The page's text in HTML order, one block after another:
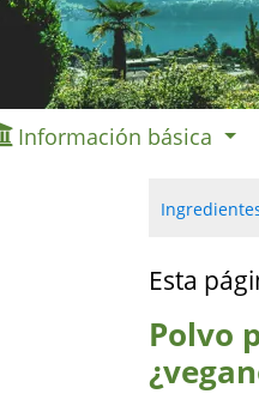
Información básica
Esta
Polvo